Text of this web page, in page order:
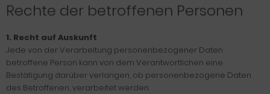
Rechte der betroffenen Personen
1. Recht auf Auskunft
Jede von der Verarbeitung personenbezogener Daten
betroffene Person kann von dem Verantwortlichen eine
Bestätigung darüber verlangen, ob personenbezogene Daten
des Betroffenen, verarbeitet werden.